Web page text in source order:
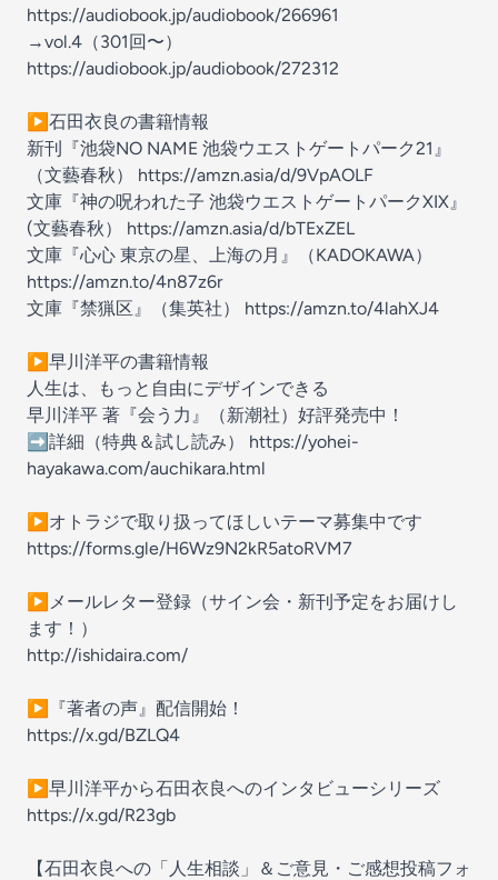
https://audiobook.jp/audiobook/266961
→vol.4（301回〜）
https://audiobook.jp/audiobook/272312
▶石田衣良の書籍情報
新刊『池袋NO NAME 池袋ウエストゲートパーク21』
（文藝春秋） https://amzn.asia/d/9VpAOLF
文庫『神の呪われた子 池袋ウエストゲートパークXIX』
(文藝春秋） https://amzn.asia/d/bTExZEL
文庫『心心 東京の星、上海の月』（KADOKAWA）
https://amzn.to/4n87z6r
文庫『禁猟区』（集英社） https://amzn.to/4lahXJ4
▶早川洋平の書籍情報
人生は、もっと自由にデザインできる
早川洋平 著『会う力』（新潮社）好評発売中！
➡詳細（特典＆試し読み） https://yohei-
hayakawa.com/auchikara.html
▶オトラジで取り扱ってほしいテーマ募集中です
https://forms.gle/H6Wz9N2kR5atoRVM7
▶メールレター登録（サイン会・新刊予定をお届けし
ます！）
http://ishidaira.com/
▶『著者の声』配信開始！
https://x.gd/BZLQ4
▶早川洋平から石田衣良へのインタビューシリーズ
https://x.gd/R23gb
【石田衣良への「人生相談」＆ご意見・ご感想投稿フォ